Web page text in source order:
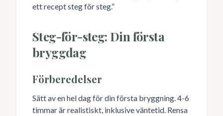
ett recept steg för steg.”
Steg-för-steg: Din första
bryggdag
Förberedelser
Sätt av en hel dag för din första bryggning. 4-6
timmar är realistiskt, inklusive väntetid. Rensa